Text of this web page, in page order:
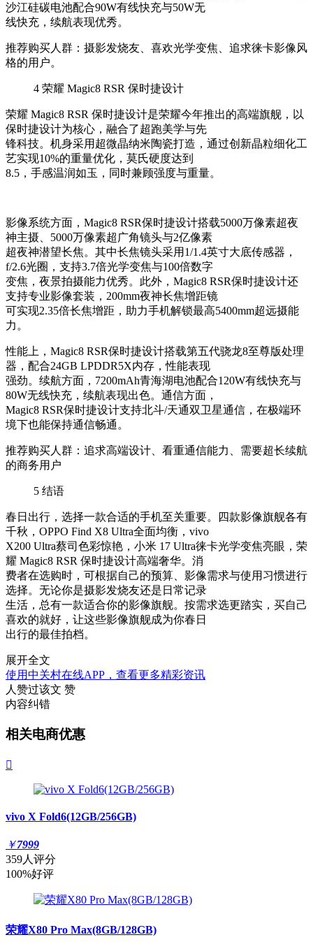
沙江硅碳电池配合90W有线快充与50W无
线快充，续航表现优秀。
推荐购买人群：摄影发烧友、喜欢光学变焦、追求徕卡影像风
格的用户。
4 荣耀 Magic8 RSR 保时捷设计
荣耀 Magic8 RSR 保时捷设计是荣耀今年推出的高端旗舰，以
保时捷设计为核心，融合了超跑美学与先
锋科技。机身采用超微晶纳米陶瓷打造，通过创新晶粒细化工
艺实现10%的重量优化，莫氏硬度达到
8.5，手感温润如玉，同时兼顾强度与重量。
影像系统方面，Magic8 RSR保时捷设计搭载5000万像素超夜
神主摄、5000万像素超广角镜头与2亿像素
超夜神潜望长焦。其中长焦镜头采用1/1.4英寸大底传感器，
f/2.6光圈，支持3.7倍光学变焦与100倍数字
变焦，夜景拍摄能力优秀。此外，Magic8 RSR保时捷设计还
支持专业影像套装，200mm夜神长焦增距镜
可实现2.35倍长焦增距，助力手机解锁最高5400mm超远摄能
力。
性能上，Magic8 RSR保时捷设计搭载第五代骁龙8至尊版处理
器，配合24GB LPDDR5X内存，性能表现
强劲。续航方面，7200mAh青海湖电池配合120W有线快充与
80W无线快充，续航表现出色。通信方面，
Magic8 RSR保时捷设计支持北斗/天通双卫星通信，在极端环
境下也能保持通信畅通。
推荐购买人群：追求高端设计、看重通信能力、需要超长续航
的商务用户
5 结语
春日出行，选择一款合适的手机至关重要。四款影像旗舰各有
千秋，OPPO Find X8 Ultra全面均衡，vivo
X200 Ultra蔡司色彩惊艳，小米 17 Ultra徕卡光学变焦亮眼，荣
耀 Magic8 RSR 保时捷设计高端奢华。消
费者在选购时，可根据自己的预算、影像需求与使用习惯进行
选择。无论你是摄影发烧友还是日常记录
生活，总有一款适合你的影像旗舰。按需求选更踏实，买自己
喜欢的就好，让这些影像旗舰成为你春日
出行的最佳拍档。
展开全文
使用中关村在线APP，查看更多精彩资讯
人赞过该文 赞
内容纠错
相关电商优惠

vivo X Fold6(12GB/256GB)
￥7999
359人评分
100%好评
荣耀X80 Pro Max(8GB/128GB)